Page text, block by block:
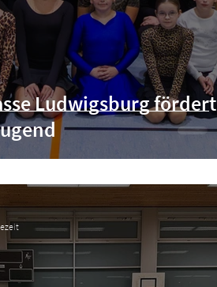
Ludwigsburg fördert